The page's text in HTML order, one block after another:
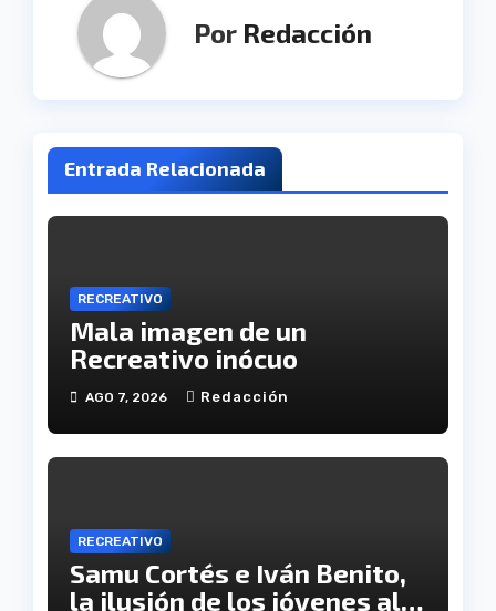
Por Redacción
Entrada Relacionada
RECREATIVO
Mala imagen de un
Recreativo inócuo
AGO 7, 2026 Redacción
RECREATIVO
Samu Cortés e Iván Benito,
la ilusión de los jóvenes al